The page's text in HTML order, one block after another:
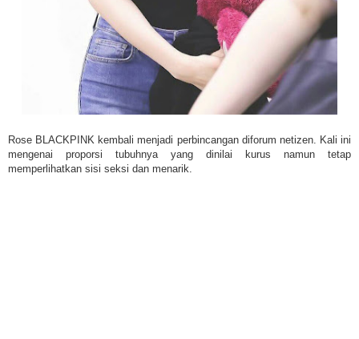
Rose BLACKPINK kembali menjadi perbincangan diforum netizen. Kali ini
mengenai proporsi tubuhnya yang dinilai kurus namun tetap
memperlihatkan sisi seksi dan menarik.